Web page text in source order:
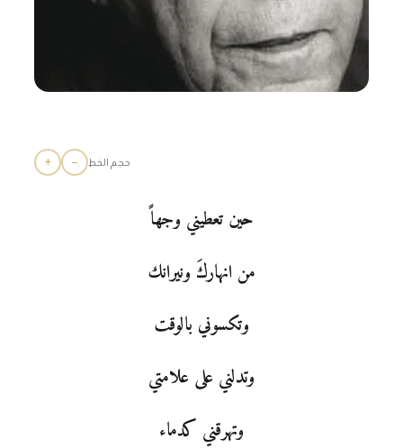
حجم الخط −
+
حين تعطيني وجهاً
من انهاركَ ونيرانك
وتكسوني بالوقت
وتدلني على علامتي
وتهرقني كدماء